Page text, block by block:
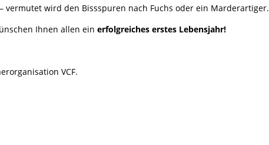
wird den Bissspuren nach Fuchs oder ein Marderartiger.
Ihnen allen ein erfolgreiches erstes Lebensjahr!
VCF.